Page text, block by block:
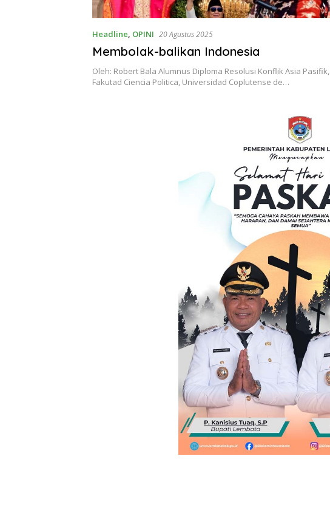
Headline, OPINI 20 Agustus 2025
Membolak-balikan Indonesia
Oleh: Robert Bala Alumnus Diploma Resolusi Konflik Asia Pasifik,
Fakutad Ciencia Politica, Universidad Coplutense de…